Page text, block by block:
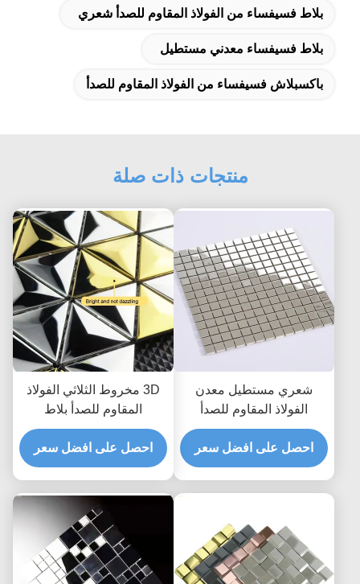
بلاط فسيفساء من الفولاذ المقاوم للصدأ شعري
بلاط فسيفساء معدني مستطيل
باكسبلاش فسيفساء من الفولاذ المقاوم للصدأ
منتجات ذات صلة
شعري مستطيل معدن
الفولاذ المقاوم للصدأ
فسيفساء بلاط باكسبلاش
ملابس مقاومة
احصل على افضل سعر
3D مخروط الثلاثي الفولاذ
المقاوم للصدأ بلاط
الموزاييك لتزيين الجدران
JIS الفضة الذهب
احصل على افضل سعر